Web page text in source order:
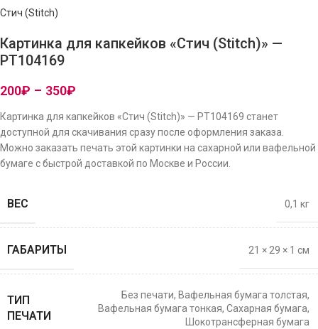
Стич (Stitch)
Картинка для капкейков «Стич (Stitch)» —
PT104169
200₽ – 350₽
Картинка для капкейков «Стич (Stitch)» — PT104169 станет
доступной для скачивания сразу после оформления заказа.
Можно заказать печать этой картинки на сахарной или вафельной
бумаге с быстрой доставкой по Москве и России.
ВЕС 0,1 кг
ГАБАРИТЫ 21 × 29 × 1 см
ТИП
ПЕЧАТИ
Без печати, Вафельная бумага толстая,
Вафельная бумага тонкая, Сахарная бумага,
Шокотрансферная бумага